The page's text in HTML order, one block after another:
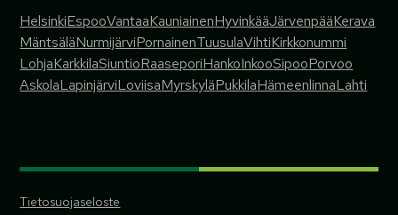
HelsinkiEspooVantaaKauniainenHyvinkääJärvenpääKerava
MäntsäläNurmijärviPornainenTuusulaVihtiKirkkonummi
LohjaKarkkilaSiuntioRaaseporiHankoInkooSipooPorvoo
AskolaLapinjärviLoviisaMyrskyläPukkilaHämeenlinnaLahti
Tietosuojaseloste